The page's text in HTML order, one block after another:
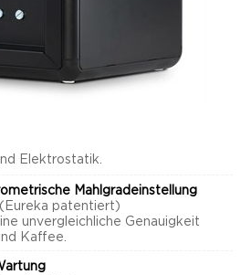
Elektrostatik.
Mahlgradeinstellung
patentiert)
unvergleichliche Genauigkeit
Kaffee.